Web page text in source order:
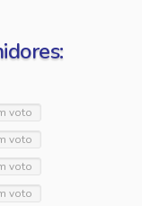
voto
voto
voto
voto